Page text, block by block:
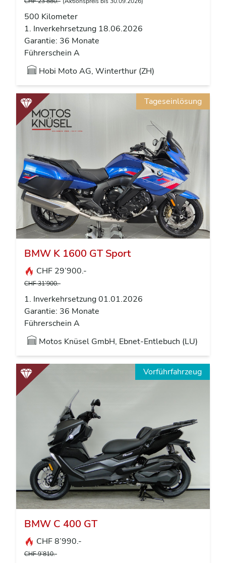
500 Kilometer
1. Inverkehrsetzung 18.06.2026
Garantie: 36 Monate
Führerschein A
Hobi Moto AG, Winterthur (ZH)
Tageseinlösung
BMW K 1600 GT Sport
CHF 29’900.-
CHF 31’900.-
1. Inverkehrsetzung 01.01.2026
Garantie: 36 Monate
Führerschein A
Motos Knüsel GmbH, Ebnet-Entlebuch (LU)
Vorführfahrzeug
BMW C 400 GT
CHF 8’990.-
CHF 9’810.-